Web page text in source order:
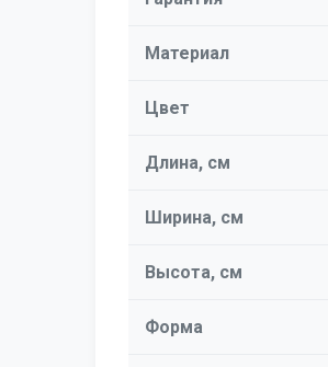
Материал
Цвет
Длина, см
Ширина, см
Высота, см
Форма